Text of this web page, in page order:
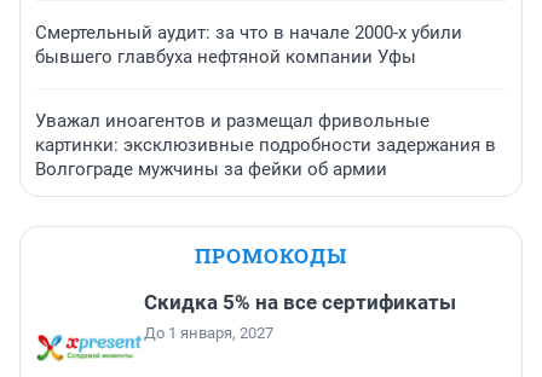
Смертельный аудит: за что в начале 2000-х убили
бывшего главбуха нефтяной компании Уфы
Уважал иноагентов и размещал фривольные
картинки: эксклюзивные подробности задержания в
Волгограде мужчины за фейки об армии
ПРОМОКОДЫ
Скидка 5% на все сертификаты
До 1 января, 2027